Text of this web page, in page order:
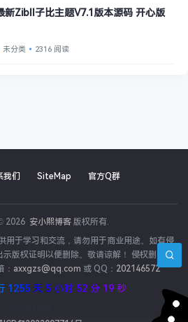
新Zibll子比主题V7.1版本源码 开心版
未分类 2316 阅读
我们 SiteMap 官方Q群
2026 安小熙博客 版权所有.
用于学习和交流，请勿用于商业用途。如有侵
版权证明以便删除。敬请谅解！ 侵权删帖/违
： axxgzs@qq.com 或 QQ： 202146572
1255 天 5 小时 52 分 19 秒